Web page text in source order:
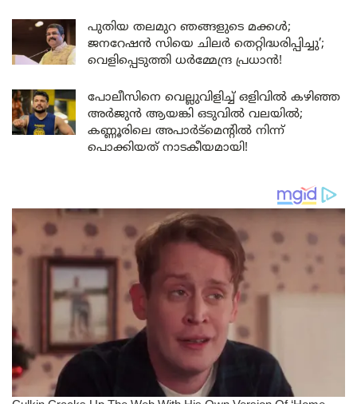
പുതിയ തലമുറ ഞങ്ങളുടെ മക്കൾ;
ജനറേഷൻ സിയെ ചിലർ തെറ്റിദ്ധരിപ്പിച്ചു’;
വെളിപ്പെടുത്തി ധർമ്മേന്ദ്ര പ്രധാൻ!
പോലീസിനെ വെല്ലുവിളിച്ച് ഒളിവിൽ കഴിഞ്ഞ
അർജുൻ ആയങ്കി ഒടുവിൽ വലയിൽ;
കണ്ണൂരിലെ അപാർട്മെന്റിൽ നിന്ന്
പൊക്കിയത് നാടകീയമായി!